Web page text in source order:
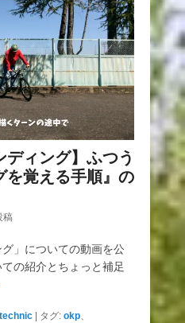
ィング】ふつう
を覚える手順』の
稿
グ」についての動画を公
の紹介とちょっと補足
technic タグ: okp、